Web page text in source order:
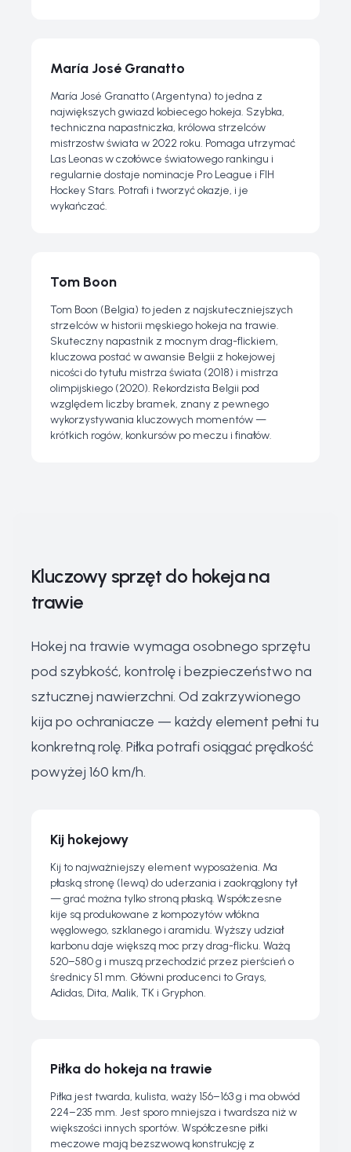
María José Granatto
María José Granatto (Argentyna) to jedna z
największych gwiazd kobiecego hokeja. Szybka,
techniczna napastniczka, królowa strzelców
mistrzostw świata w 2022 roku. Pomaga utrzymać
Las Leonas w czołówce światowego rankingu i
regularnie dostaje nominacje Pro League i FIH
Hockey Stars. Potrafi i tworzyć okazje, i je
wykańczać.
Tom Boon
Tom Boon (Belgia) to jeden z najskuteczniejszych
strzelców w historii męskiego hokeja na trawie.
Skuteczny napastnik z mocnym drag-flickiem,
kluczowa postać w awansie Belgii z hokejowej
nicości do tytułu mistrza świata (2018) i mistrza
olimpijskiego (2020). Rekordzista Belgii pod
względem liczby bramek, znany z pewnego
wykorzystywania kluczowych momentów —
krótkich rogów, konkursów po meczu i finałów.
Kluczowy sprzęt do hokeja na
trawie
Hokej na trawie wymaga osobnego sprzętu
pod szybkość, kontrolę i bezpieczeństwo na
sztucznej nawierzchni. Od zakrzywionego
kija po ochraniacze — każdy element pełni tu
konkretną rolę. Piłka potrafi osiągać prędkość
powyżej 160 km/h.
Kij hokejowy
Kij to najważniejszy element wyposażenia. Ma
płaską stronę (lewą) do uderzania i zaokrąglony tył
— grać można tylko stroną płaską. Współczesne
kije są produkowane z kompozytów włókna
węglowego, szklanego i aramidu. Wyższy udział
karbonu daje większą moc przy drag-flicku. Ważą
520–580 g i muszą przechodzić przez pierścień o
średnicy 51 mm. Główni producenci to Grays,
Adidas, Dita, Malik, TK i Gryphon.
Piłka do hokeja na trawie
Piłka jest twarda, kulista, waży 156–163 g i ma obwód
224–235 mm. Jest sporo mniejsza i twardsza niż w
większości innych sportów. Współczesne piłki
meczowe mają bezszwową konstrukcję z